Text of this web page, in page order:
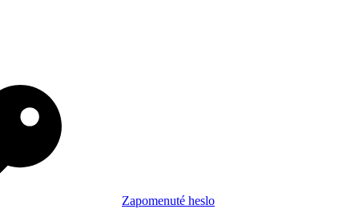
Zapomenuté heslo